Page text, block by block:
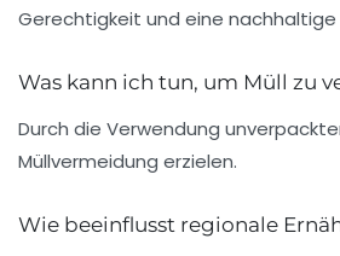
Gerechtigkeit und eine nachhaltige
Was kann ich tun, um Müll zu
Durch die Verwendung
Müllvermeidung erzielen.
Wie beeinflusst regionale